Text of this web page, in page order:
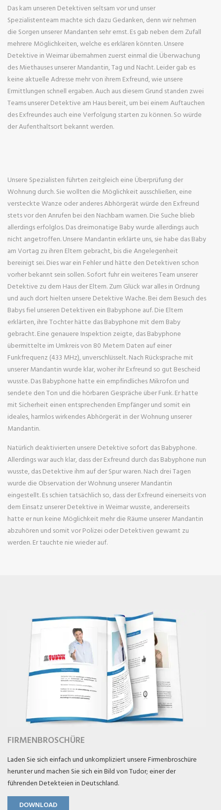
Das kam unseren Detektiven seltsam vor und unser
Spezialistenteam machte sich dazu Gedanken, denn wir nehmen
die Sorgen unserer Mandanten sehr ernst. Es gab neben dem Zufall
mehrere Möglichkeiten, welche es erklären könnten. Unsere
Detektive in Weimar übernahmen zuerst einmal die Überwachung
des Miethauses unserer Mandantin, Tag und Nacht. Leider gab es
keine aktuelle Adresse mehr von ihrem Exfreund, wie unsere
Ermittlungen schnell ergaben. Auch aus diesem Grund standen zwei
Teams unserer Detektive am Haus bereit, um bei einem Auftauchen
des Exfreundes auch eine Verfolgung starten zu können. So würde
der Aufenthaltsort bekannt werden.
Unsere Spezialisten führten zeitgleich eine Überprüfung der
Wohnung durch. Sie wollten die Möglichkeit ausschließen, eine
versteckte Wanze oder anderes Abhörgerät würde den Exfreund
stets vor den Anrufen bei den Nachbarn warnen. Die Suche blieb
allerdings erfolglos. Das dreimonatige Baby wurde allerdings auch
nicht angetroffen. Unsere Mandantin erklärte uns, sie habe das Baby
am Vortag zu ihren Eltern gebracht, bis die Angelegenheit
bereinigt sei. Dies war ein Fehler und hätte den Detektiven schon
vorher bekannt sein sollen. Sofort fuhr ein weiteres Team unserer
Detektive zu dem Haus der Eltern. Zum Glück war alles in Ordnung
und auch dort hielten unsere Detektive Wache. Bei dem Besuch des
Babys fiel unseren Detektiven ein Babyphone auf. Die Eltern
erklärten, ihre Tochter hätte das Babyphone mit dem Baby
gebracht. Eine genauere Inspektion zeigte, das Babyphone
übermittelte im Umkreis von 80 Metern Daten auf einer
Funkfrequenz (433 MHz), unverschlüsselt. Nach Rücksprache mit
unserer Mandantin wurde klar, woher ihr Exfreund so gut Bescheid
wusste. Das Babyphone hatte ein empfindliches Mikrofon und
sendete den Ton und die hörbaren Gespräche über Funk. Er hatte
mit Sicherheit einen entsprechenden Empfänger und somit ein
ideales, harmlos wirkendes Abhörgerät in der Wohnung unserer
Mandantin.
Natürlich deaktivierten unsere Detektive sofort das Babyphone.
Allerdings war auch klar, dass der Exfreund durch das Babyphone nun
wusste, das Detektive ihm auf der Spur waren. Nach drei Tagen
wurde die Observation der Wohnung unserer Mandantin
eingestellt. Es schien tatsächlich so, dass der Exfreund einerseits von
dem Einsatz unserer Detektive in Weimar wusste, andererseits
hatte er nun keine Möglichkeit mehr die Räume unserer Mandantin
abzuhören und somit vor Polizei oder Detektiven gewarnt zu
werden. Er tauchte nie wieder auf.
FIRMENBROSCHÜRE
Laden Sie sich einfach und unkompliziert unsere Firmenbroschüre
herunter und machen Sie sich ein Bild von Tudor; einer der
führenden Detekteien in Deutschland.
DOWNLOAD